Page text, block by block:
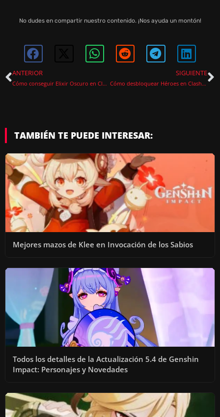
No dudes en compartir nuestro contenido. ¡Nos ayuda un montón!
ANTERIOR
Cómo conseguir Elixir Oscuro en Clash of Clans
SIGUIENTE
Cómo desbloquear Héroes en Clash of Clans
TAMBIÉN TE PUEDE INTERESAR:
Mejores mazos de Klee en Invocación de los Sabios
Todos los detalles de la Actualización 5.4 de Genshin
Impact: Personajes y Novedades